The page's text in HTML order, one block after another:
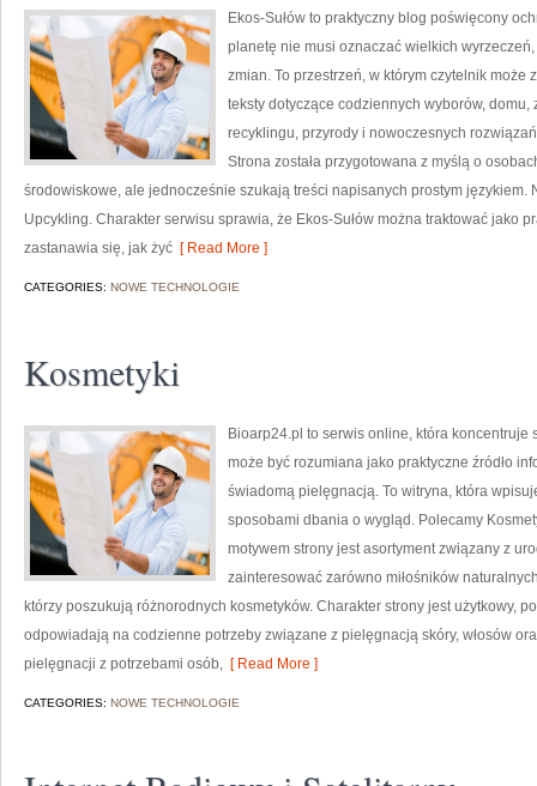
Ekos-Sułów to praktyczny blog poświęcony
planetę nie musi oznaczać wielkich
zmian. To przestrzeń, w którym czytelnik może
teksty dotyczące codziennych wyborów,
recyklingu, przyrody i nowoczesnych
Strona została przygotowana z myślą o
środowiskowe, ale jednocześnie szukają treści napisanych prostym językiem.
Upcykling. Charakter serwisu sprawia, że Ekos-Sułów można traktować jako
zastanawia się, jak żyć [ Read More ]
CATEGORIES: NOWE TECHNOLOGIE
Kosmetyki
Bioarp24.pl to serwis online, która koncentruje
może być rozumiana jako praktyczne źródło
świadomą pielęgnacją. To witryna, która
sposobami dbania o wygląd. Polecamy
motywem strony jest asortyment związany z
zainteresować zarówno miłośników
którzy poszukują różnorodnych kosmetyków. Charakter strony jest użytkowy,
odpowiadają na codzienne potrzeby związane z pielęgnacją skóry, włosów
pielęgnacji z potrzebami osób, [ Read More ]
CATEGORIES: NOWE TECHNOLOGIE